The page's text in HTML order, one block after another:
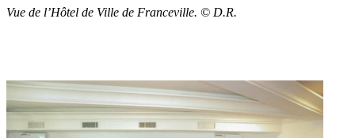
Vue de l’Hôtel de Ville de Franceville. © D.R.